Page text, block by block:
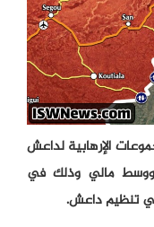
الإرهابية لداعش
في شمال ووسط مالي وذلك في
تنظيم داعش.